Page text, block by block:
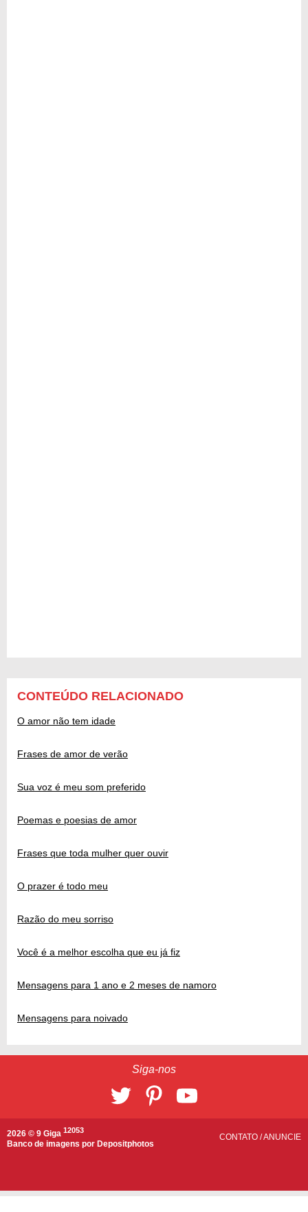
CONTEÚDO RELACIONADO
O amor não tem idade
Frases de amor de verão
Sua voz é meu som preferido
Poemas e poesias de amor
Frases que toda mulher quer ouvir
O prazer é todo meu
Razão do meu sorriso
Você é a melhor escolha que eu já fiz
Mensagens para 1 ano e 2 meses de namoro
Mensagens para noivado
Siga-nos
2026 © 9 Giga 12053
Banco de imagens por Depositphotos
CONTATO /ANUNCIE